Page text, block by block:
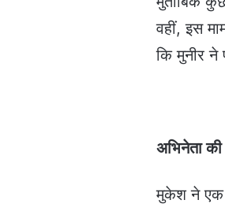
वहीं, इस
कि मुनीर ने
अभिनेता की
मुकेश ने एक